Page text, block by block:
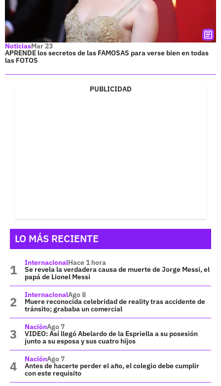
NoticiasMar 23
APRENDE los secretos de las FAMOSAS para verse bien en todas
las FOTOS
PUBLICIDAD
LO MÁS RECIENTE
InternacionalHace 1 hora
Se revela la verdadera causa de muerte de Jorge Messi, el
papá de Lionel Messi
InternacionalAgo 8
Muere reconocida celebridad de reality tras accidente de
tránsito; grababa un comercial
NaciónAgo 7
VIDEO: Así llegó Abelardo de la Espriella a su posesión
junto a su esposa y sus cuatro hijos
NaciónAgo 7
Antes de hacerte perder el año, el colegio debe cumplir
con este requisito